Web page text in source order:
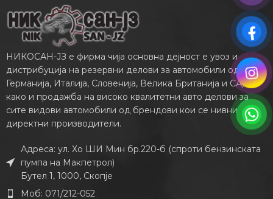
НИКОСАН-ЈЗ е фирма чија основна дејност е увоз и
дистрибуција на резервни делови за автомобили од
Германија, Италија, Словенија, Велика Британија и САД,
како и продажба на високо квалитетни авто делови за
сите видови автомобили од брендови кои се нивни
директни производители.
Адреса: ул. Хо ШИ Мин бр.220-б (спроти бензинската
пумпа на Макпетрол)
Бутел 1, 1000, Скопје
Моб: 071/212-052